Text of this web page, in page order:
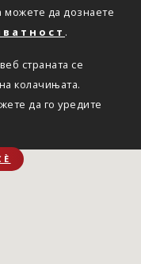
можете да дознаете
.
страната се
колачињата.
да го уредите